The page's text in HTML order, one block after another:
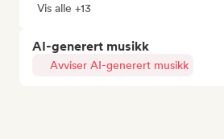
Vis alle +13
AI-generert musikk
Avviser AI-generert musikk